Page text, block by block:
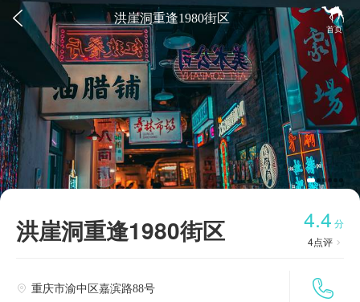
 
首页
洪崖洞重逢1980街区
洪崖洞重逢1980街区 4.4 分
4点评 

 重庆市渝中区嘉滨路88号